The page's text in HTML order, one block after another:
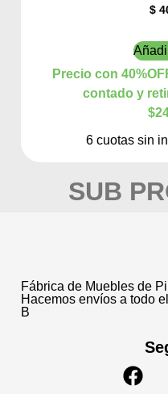
$
Precio con
contado y
6 cuotas sin
SUB
Fábrica de Muebles de
Hacemos envíos a todo
B